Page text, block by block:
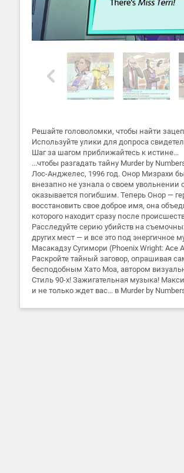
Решайте головоломки, чтобы найти
Используйте улики для допроса
Шаг за шагом приближайтесь к истине...
...чтобы разгадать тайну Murder by
Лос-Анджелес, 1996 год. Онор Мизрахи
внезапно не узнала о своем увольнении
оказывается погибшим. Теперь Онор —
восстановить свое доброе имя, она
которого находит сразу после
Расследуйте серию убийств на
других мест — и все это под энергичное
Масакадзу Сугимори (Phoenix Wright: Ace
Раскройте тайный заговор, опрашивая
бесподобным Хато Моа, автором
Стиль 90-х! Зажигательная музыка!
и не только ждет вас... в Murder by